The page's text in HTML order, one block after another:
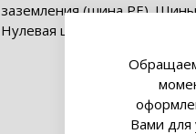
заземления (шина PE).
Нулевая шина
Вами для